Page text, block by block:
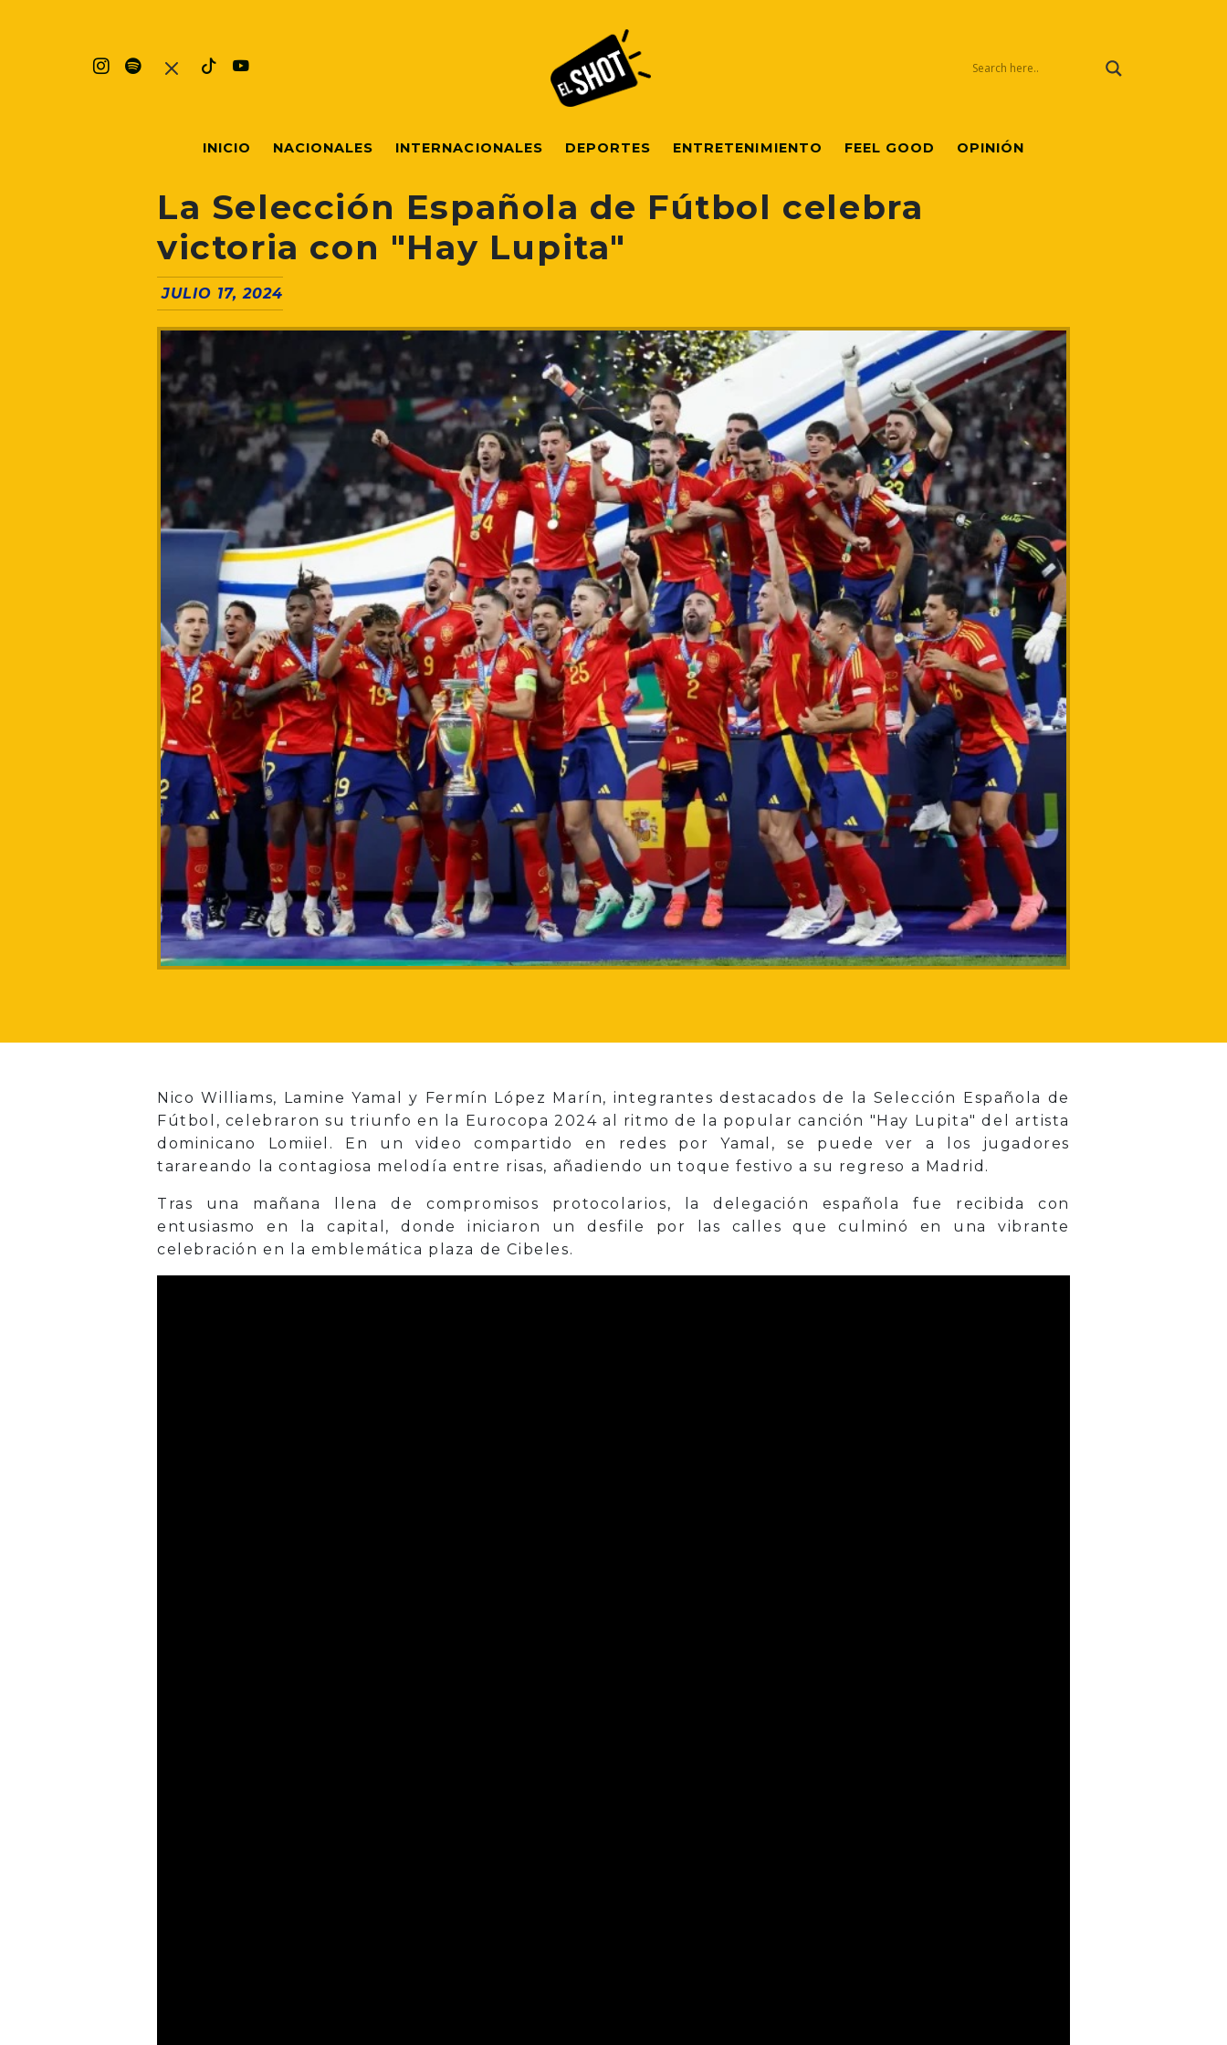
INICIO NACIONALES INTERNACIONALES DEPORTES ENTRETENIMIENTO FEEL GOOD OPINIÓN
La Selección Española de Fútbol celebra
victoria con "Hay Lupita"
JULIO 17, 2024
Nico Williams, Lamine Yamal y Fermín López Marín, integrantes destacados de la Selección Española de
Fútbol, celebraron su triunfo en la Eurocopa 2024 al ritmo de la popular canción "Hay Lupita" del artista
dominicano Lomiiel. En un video compartido en redes por Yamal, se puede ver a los jugadores
tarareando la contagiosa melodía entre risas, añadiendo un toque festivo a su regreso a Madrid.
Tras una mañana llena de compromisos protocolarios, la delegación española fue recibida con
entusiasmo en la capital, donde iniciaron un desfile por las calles que culminó en una vibrante
celebración en la emblemática plaza de Cibeles.